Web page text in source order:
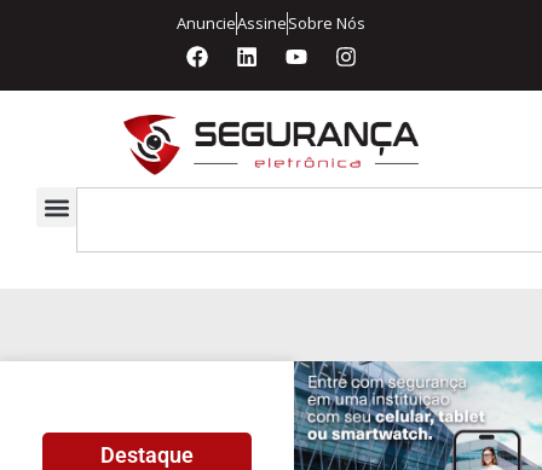
AnuncieAssineSobre Nós
Destaque